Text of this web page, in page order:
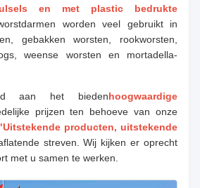
en met plastic bedrukte
worden veel gebruikt in
gebakken worsten, rookworsten,
weense worsten en mortadella-
aan het biedenhoogwaardige
prijzen ten behoeve van onze
producten, uitstekende
streven. Wij kijken er oprecht
met u samen te werken.